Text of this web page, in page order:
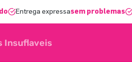
Entrega expressasem problemas
Insuflaveis